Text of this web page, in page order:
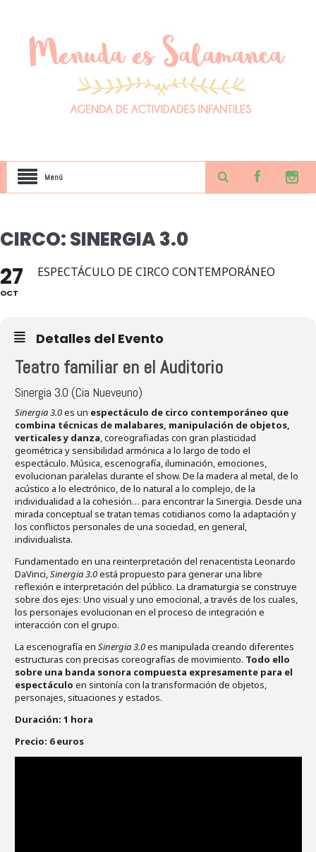
Menú
CIRCO: SINERGIA 3.0
27
OCT
ESPECTÁCULO DE CIRCO CONTEMPORÁNEO
Detalles del Evento
Teatro familiar en el Auditorio
Sinergia 3.0 (Cia Nueveuno)
Sinergia 3.0es un espectáculo de circo contemporáneo que
combina técnicas de malabares, manipulación de objetos,
verticales y danza, coreografiadas con gran plasticidad
geométrica y sensibilidad armónica a lo largo de todo el
espectáculo. Música, escenografía, iluminación, emociones,
evolucionan paralelas durante el show. De la madera al metal, de lo
acústico a lo electrónico, de lo natural a lo complejo, de la
individualidad a la cohesión… para encontrar la Sinergia. Desde una
mirada conceptual se tratan temas cotidianos como la adaptación y
los conflictos personales de una sociedad, en general,
individualista.
Fundamentado en una reinterpretación del renacentista Leonardo
DaVinci,Sinergia 3.0está propuesto para generar una libre
reflexión e interpretación del público. La dramaturgia se construye
sobre dos ejes: Uno visual y uno emocional, a través de los cuales,
los personajes evolucionan en el proceso de integración e
interacción con el grupo.
La escenografía en Sinergia 3.0es manipulada creando diferentes
estructuras con precisas coreografías de movimiento. Todo ello
sobre una banda sonora compuesta expresamente para el
espectáculo en sintonía con la transformación de objetos,
personajes, situaciones y estados.
Duración: 1 hora
Precio: 6 euros